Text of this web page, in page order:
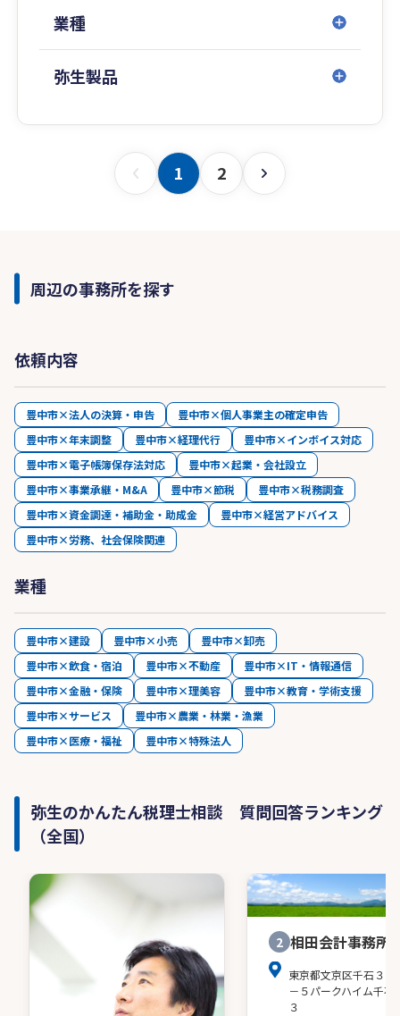
支援
税務申告の経験は浅いですが、長年会計士とし
IFRS（国際会計基準）、連結納税、グループ通
算税制も対応可能です。
申告業務のみならず、これから規模拡大をお考え
業種
弥生製品
1 2
周辺の事務所を探す
依頼内容
豊中市×法人の決算・申告
豊中市×個人事業主の確定申告
豊中市×年末調整
豊中市×経理代行
豊中市×インボイス対応
豊中市×電子帳簿保存法対応
豊中市×起業・会社設立
豊中市×事業承継・M&A
豊中市×節税
豊中市×税務調査
豊中市×資金調達・補助金・助成金
豊中市×経営アドバイス
豊中市×労務、社会保険関連
業種
豊中市×建設 豊中市×小売
豊中市×卸売
豊中市×飲食・宿泊
豊中市×不動産
豊中市×IT・情報通信
豊中市×金融・保険
豊中市×理美容
豊中市×教育・学術支援
豊中市×サービス
豊中市×農業・林業・漁業
豊中市×医療・福祉
豊中市×特殊法人
弥生のかんたん税理士相談 質問回答ランキング
（全国）
2 相田会計事務所
東京都文京区千石３－
－５パークハイム千石
３